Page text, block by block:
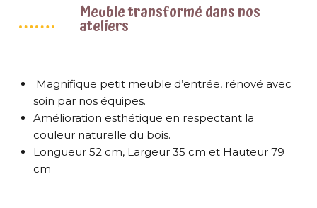
Meuble transformé dans nos
ateliers
Magnifique petit meuble d’entrée, rénové avec
soin par nos équipes.
Amélioration esthétique en respectant la
couleur naturelle du bois.
Longueur 52 cm, Largeur 35 cm et Hauteur 79
cm